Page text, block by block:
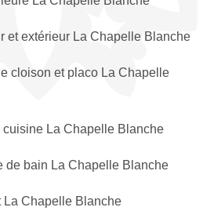
et extérieur La Chapelle Blanche
cloison et placo La Chapelle
cuisine La Chapelle Blanche
de bain La Chapelle Blanche
La Chapelle Blanche